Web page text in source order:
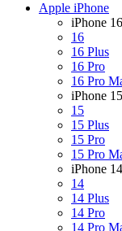
Apple iPhone
iPhone 16
16
16 Plus
16 Pro
16 Pro
iPhone 15
15
15 Plus
15 Pro
15 Pro
iPhone 14
14
14 Plus
14 Pro
14 Pro